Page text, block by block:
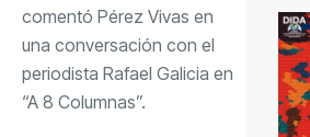
comentó Pérez Vivas en
una conversación con el
periodista Rafael Galicia en
“A 8 Columnas”.